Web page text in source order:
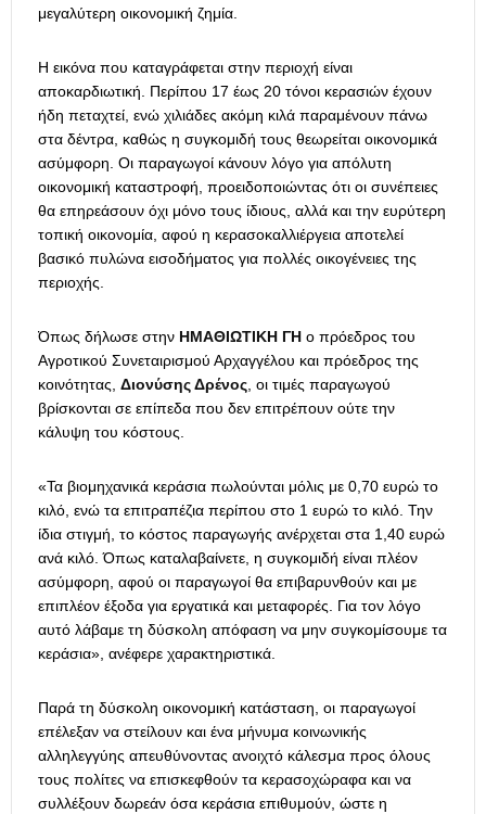
μεγαλύτερη οικονομική ζημία.
Η εικόνα που καταγράφεται στην περιοχή είναι
αποκαρδιωτική. Περίπου 17 έως 20 τόνοι κερασιών έχουν
ήδη πεταχτεί, ενώ χιλιάδες ακόμη κιλά παραμένουν πάνω
στα δέντρα, καθώς η συγκομιδή τους θεωρείται οικονομικά
ασύμφορη. Οι παραγωγοί κάνουν λόγο για απόλυτη
οικονομική καταστροφή, προειδοποιώντας ότι οι συνέπειες
θα επηρεάσουν όχι μόνο τους ίδιους, αλλά και την ευρύτερη
τοπική οικονομία, αφού η κερασοκαλλιέργεια αποτελεί
βασικό πυλώνα εισοδήματος για πολλές οικογένειες της
περιοχής.
Όπως δήλωσε στην ΗΜΑΘΙΩΤΙΚΗ ΓΗ ο πρόεδρος του
Αγροτικού Συνεταιρισμού Αρχαγγέλου και πρόεδρος της
κοινότητας, Διονύσης Δρένος, οι τιμές παραγωγού
βρίσκονται σε επίπεδα που δεν επιτρέπουν ούτε την
κάλυψη του κόστους.
«Τα βιομηχανικά κεράσια πωλούνται μόλις με 0,70 ευρώ το
κιλό, ενώ τα επιτραπέζια περίπου στο 1 ευρώ το κιλό. Την
ίδια στιγμή, το κόστος παραγωγής ανέρχεται στα 1,40 ευρώ
ανά κιλό. Όπως καταλαβαίνετε, η συγκομιδή είναι πλέον
ασύμφορη, αφού οι παραγωγοί θα επιβαρυνθούν και με
επιπλέον έξοδα για εργατικά και μεταφορές. Για τον λόγο
αυτό λάβαμε τη δύσκολη απόφαση να μην συγκομίσουμε τα
κεράσια», ανέφερε χαρακτηριστικά.
Παρά τη δύσκολη οικονομική κατάσταση, οι παραγωγοί
επέλεξαν να στείλουν και ένα μήνυμα κοινωνικής
αλληλεγγύης απευθύνοντας ανοιχτό κάλεσμα προς όλους
τους πολίτες να επισκεφθούν τα κερασοχώραφα και να
συλλέξουν δωρεάν όσα κεράσια επιθυμούν, ώστε η